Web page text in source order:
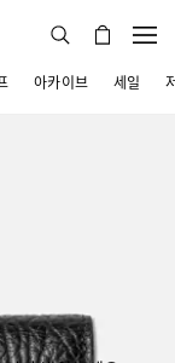
아카이브 세일